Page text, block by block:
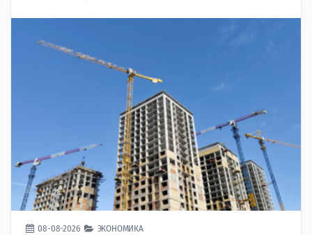
08-08-2026 ЭКОНОМИКА